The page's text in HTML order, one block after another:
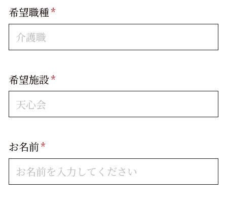
希望職種*
希望施設*
お名前*